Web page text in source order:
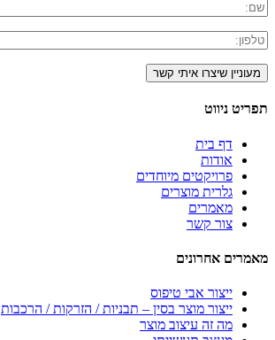
תפריט ניווט
דף בית
אודות
פרויקטים מיוחדים
גלרית מוצרים
מאמרים
צור קשר
מאמרים אחרונים
ייצור אבי טיפוס
ייצור מוצר בסין – תבניות / הזרקות / הרכבות
מה זה עיצוב מוצר